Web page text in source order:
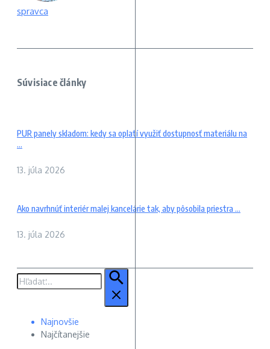
spravca
Súvisiace články
PUR panely skladom: kedy sa oplatí využiť dostupnosť materiálu na
...
13. júla 2026
Ako navrhnúť interiér malej kancelárie tak, aby pôsobila priestra ...
13. júla 2026
Hľadať:
Najnovšie
Najčítanejšie